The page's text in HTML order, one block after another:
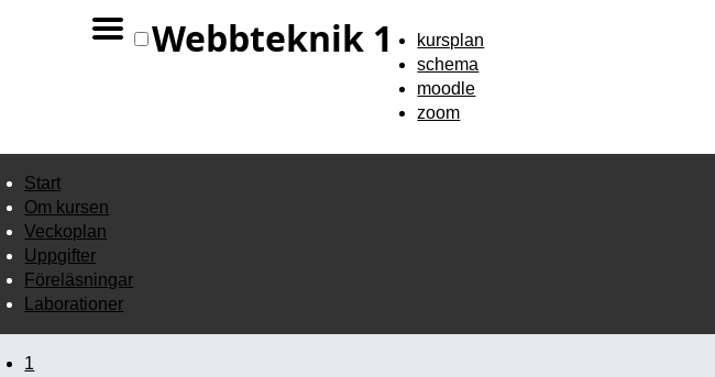
Webbteknik 1
kursplan
schema
moodle
zoom
Start
Om kursen
Veckoplan
Uppgifter
Föreläsningar
Laborationer
1